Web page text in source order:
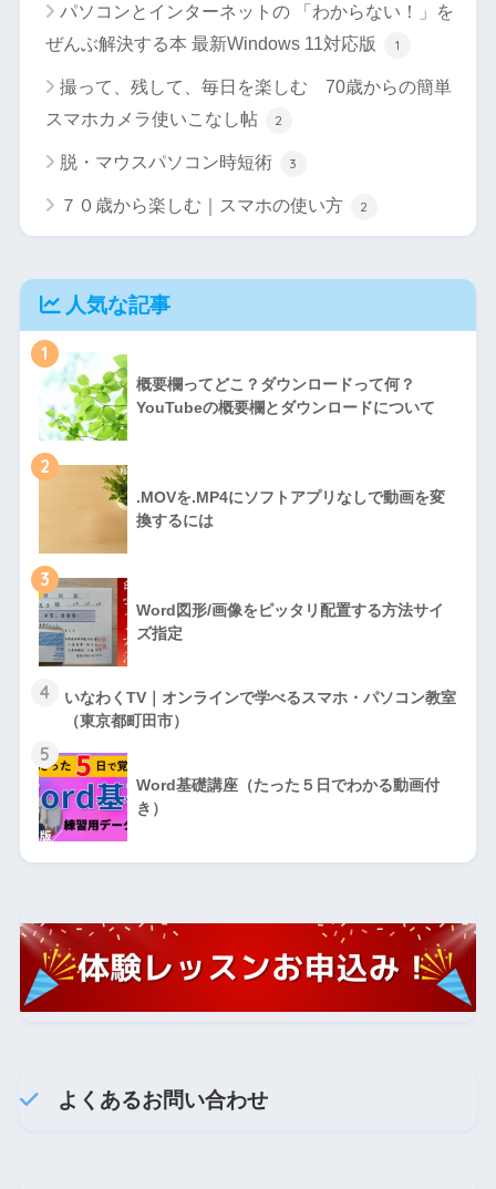
パソコンとインターネットの 「わからない！」を
ぜんぶ解決する本 最新Windows 11対応版
1
撮って、残して、毎日を楽しむ 70歳からの簡単
スマホカメラ使いこなし帖
2
脱・マウスパソコン時短術 3
７０歳から楽しむ｜スマホの使い方 2
人気な記事
1
概要欄ってどこ？ダウンロードって何？
YouTubeの概要欄とダウンロードについて
2
.MOVを.MP4にソフトアプリなしで動画を変
換するには
3
Word図形/画像をピッタリ配置する方法サイ
ズ指定
4
いなわくTV｜オンラインで学べるスマホ・パソコン教室
（東京都町田市）
5
Word基礎講座（たった５日でわかる動画付
き）
よくあるお問い合わせ